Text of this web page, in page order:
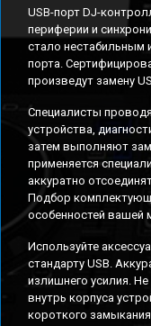
USB-порт DJ-
периферии и
стало нестабильным
порта.
произведут замену
Специалисты
устройства,
затем выполняют
применяется
аккуратно
Подбор
особенностей вашей
Используйте
стандарту USB.
излишнего усилия.
внутрь корпуса
короткого